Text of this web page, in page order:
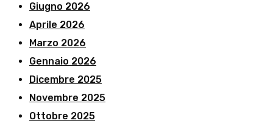
Giugno 2026
Aprile 2026
Marzo 2026
Gennaio 2026
Dicembre 2025
Novembre 2025
Ottobre 2025